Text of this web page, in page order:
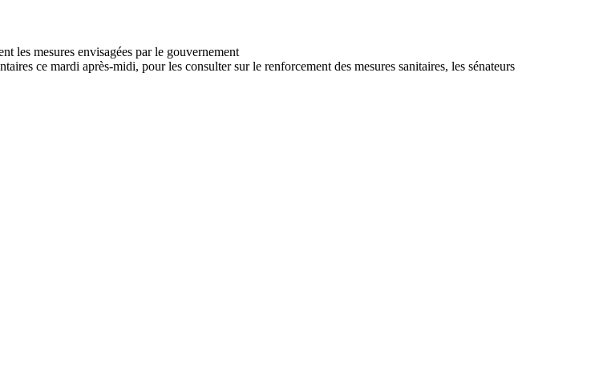
ce mardi après-midi, pour les consulter sur le renforcement des mesures sanitaires, les sénateurs